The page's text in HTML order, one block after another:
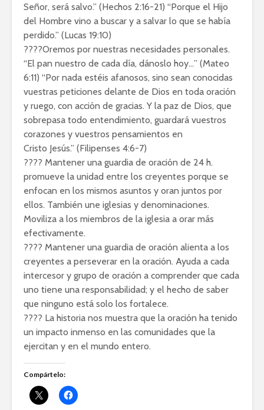
Señor, será salvo.” (Hechos 2:16-21) “Porque el Hijo
del Hombre vino a buscar y a salvar lo que se había
perdido.” (Lucas 19:10)
????Oremos por nuestras necesidades personales.
“El pan nuestro de cada día, dánoslo hoy…” (Mateo
6:11) “Por nada estéis afanosos, sino sean conocidas
vuestras peticiones delante de Dios en toda oración
y ruego, con acción de gracias. Y la paz de Dios, que
sobrepasa todo entendimiento, guardará vuestros
corazones y vuestros pensamientos en
Cristo Jesús.” (Filipenses 4:6-7)
???? Mantener una guardia de oración de 24 h.
promueve la unidad entre los creyentes porque se
enfocan en los mismos asuntos y oran juntos por
ellos. También une iglesias y denominaciones.
Moviliza a los miembros de la iglesia a orar más
efectivamente.
???? Mantener una guardia de oración alienta a los
creyentes a perseverar en la oración. Ayuda a cada
intercesor y grupo de oración a comprender que cada
uno tiene una responsabilidad; y el hecho de saber
que ninguno está solo los fortalece.
???? La historia nos muestra que la oración ha tenido
un impacto inmenso en las comunidades que la
ejercitan y en el mundo entero.
Compártelo: